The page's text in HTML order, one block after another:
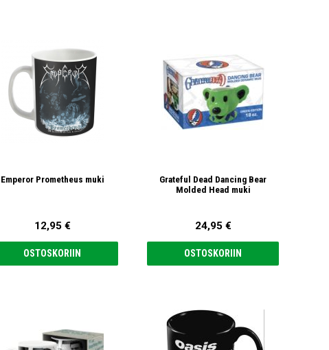
Emperor Prometheus muki
12,95 €
OSTOSKORIIN
Grateful Dead Dancing Bear
Molded Head muki
24,95 €
OSTOSKORIIN